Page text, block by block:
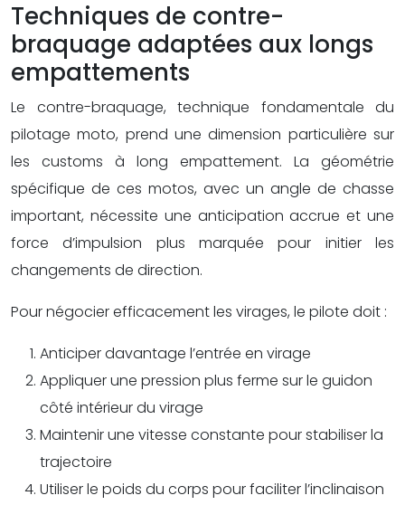
Techniques de contre-
braquage adaptées aux longs
empattements
Le contre-braquage, technique fondamentale du
pilotage moto, prend une dimension particulière sur
les customs à long empattement. La géométrie
spécifique de ces motos, avec un angle de chasse
important, nécessite une anticipation accrue et une
force d’impulsion plus marquée pour initier les
changements de direction.
Pour négocier efficacement les virages, le pilote doit :
Anticiper davantage l’entrée en virage
Appliquer une pression plus ferme sur le guidon
côté intérieur du virage
Maintenir une vitesse constante pour stabiliser la
trajectoire
Utiliser le poids du corps pour faciliter l’inclinaison